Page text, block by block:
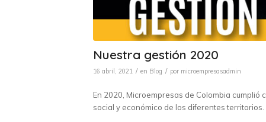
Nuestra gestión 2020
16 abril, 2021 / en Blog / por microempresasadmin
En 2020, Microempresas de Colombia
social y económico de los diferentes territorios.